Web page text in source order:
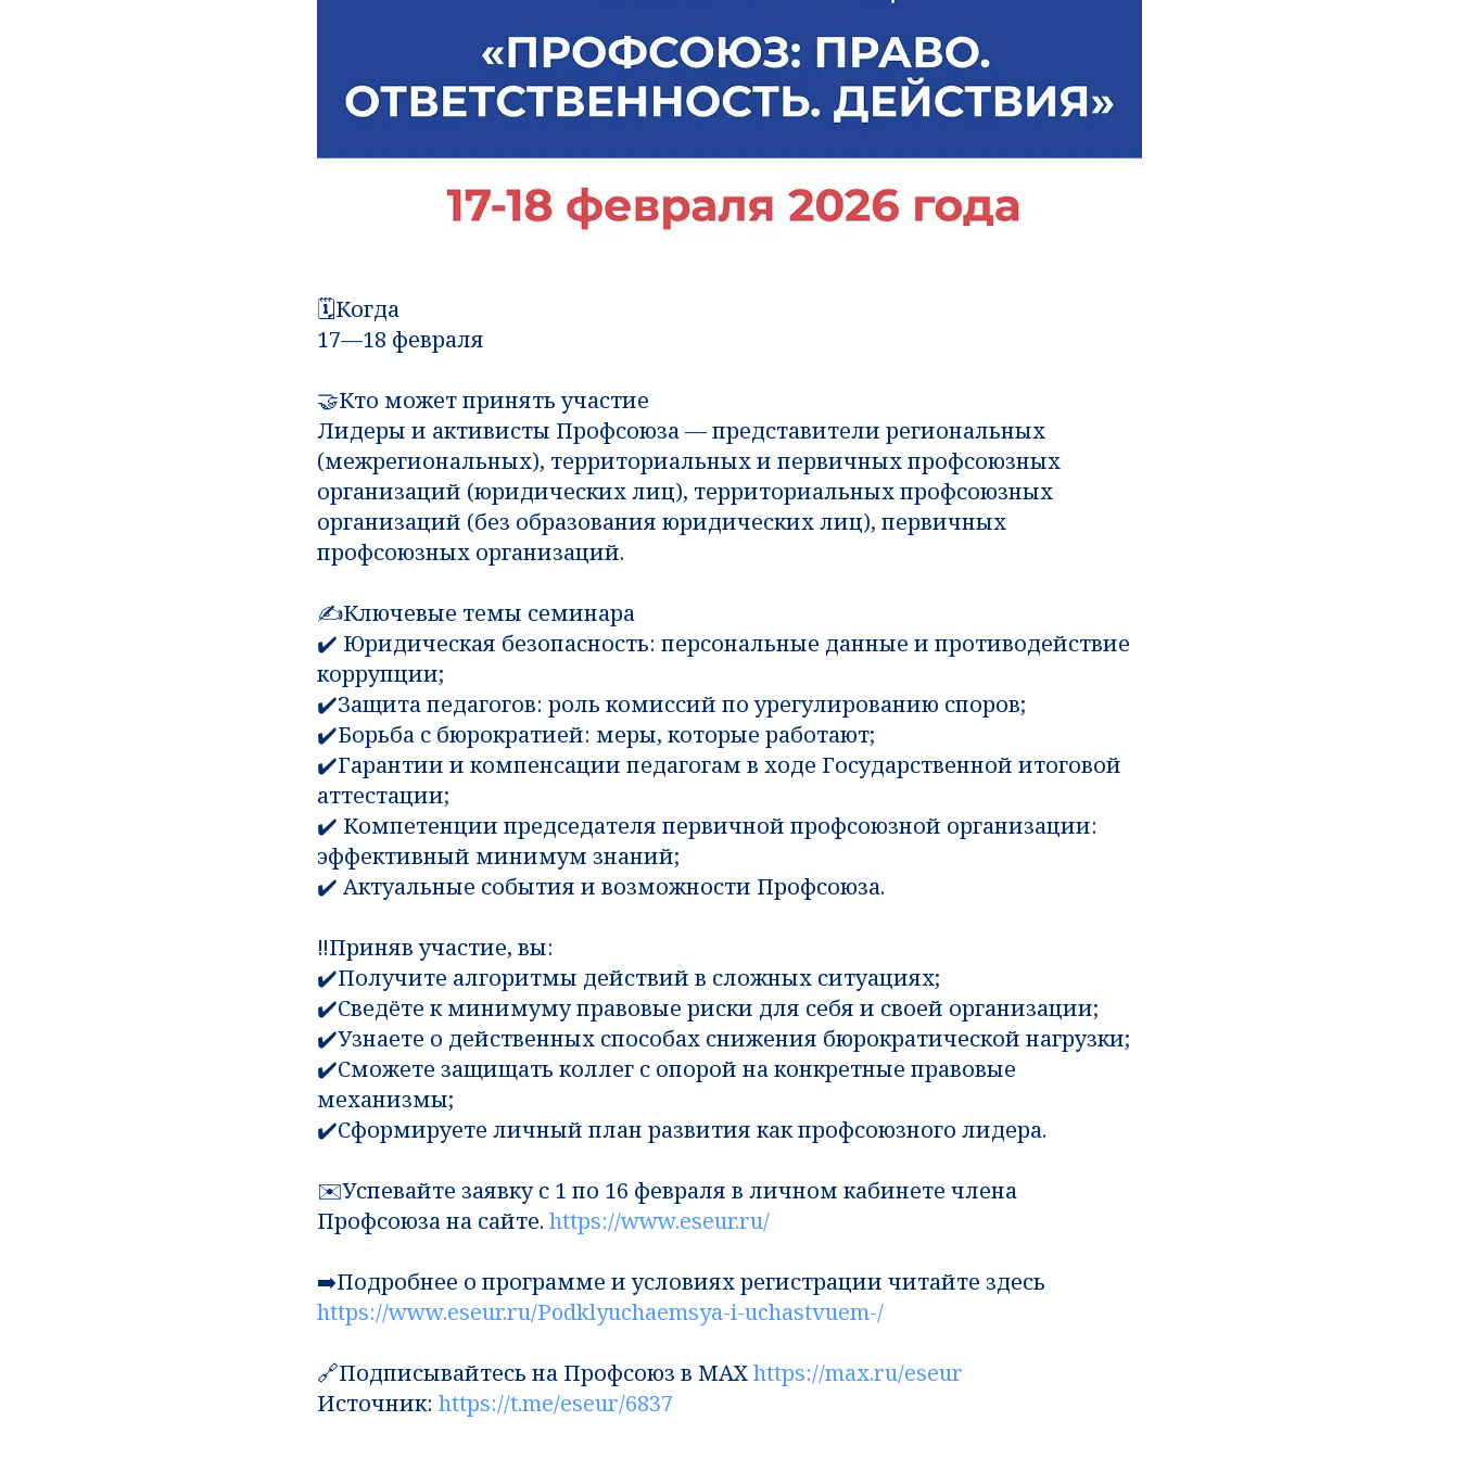
🗓️Когда
17—18 февраля
🤝Кто может принять участие
Лидеры и активисты Профсоюза — представители региональных
(межрегиональных), территориальных и первичных профсоюзных
организаций (юридических лиц), территориальных профсоюзных
организаций (без образования юридических лиц), первичных
профсоюзных организаций.
✍️Ключевые темы семинара
✔️ Юридическая безопасность: персональные данные и противодействие
коррупции;
✔️Защита педагогов: роль комиссий по урегулированию споров;
✔️Борьба с бюрократией: меры, которые работают;
✔️Гарантии и компенсации педагогам в ходе Государственной итоговой
аттестации;
✔️ Компетенции председателя первичной профсоюзной организации:
эффективный минимум знаний;
✔️ Актуальные события и возможности Профсоюза.
‼️Приняв участие, вы:
✔️Получите алгоритмы действий в сложных ситуациях;
✔️Сведёте к минимуму правовые риски для себя и своей организации;
✔️Узнаете о действенных способах снижения бюрократической нагрузки;
✔️Сможете защищать коллег с опорой на конкретные правовые
механизмы;
✔️Сформируете личный план развития как профсоюзного лидера.
✉️Успевайте заявку с 1 по 16 февраля в личном кабинете члена
Профсоюза на сайте. https://www.eseur.ru/
➡️Подробнее о программе и условиях регистрации читайте здесь
https://www.eseur.ru/Podklyuchaemsya-i-uchastvuem-/
🔗Подписывайтесь на Профсоюз в MAXhttps://max.ru/eseur
Источник: https://t.me/eseur/6837